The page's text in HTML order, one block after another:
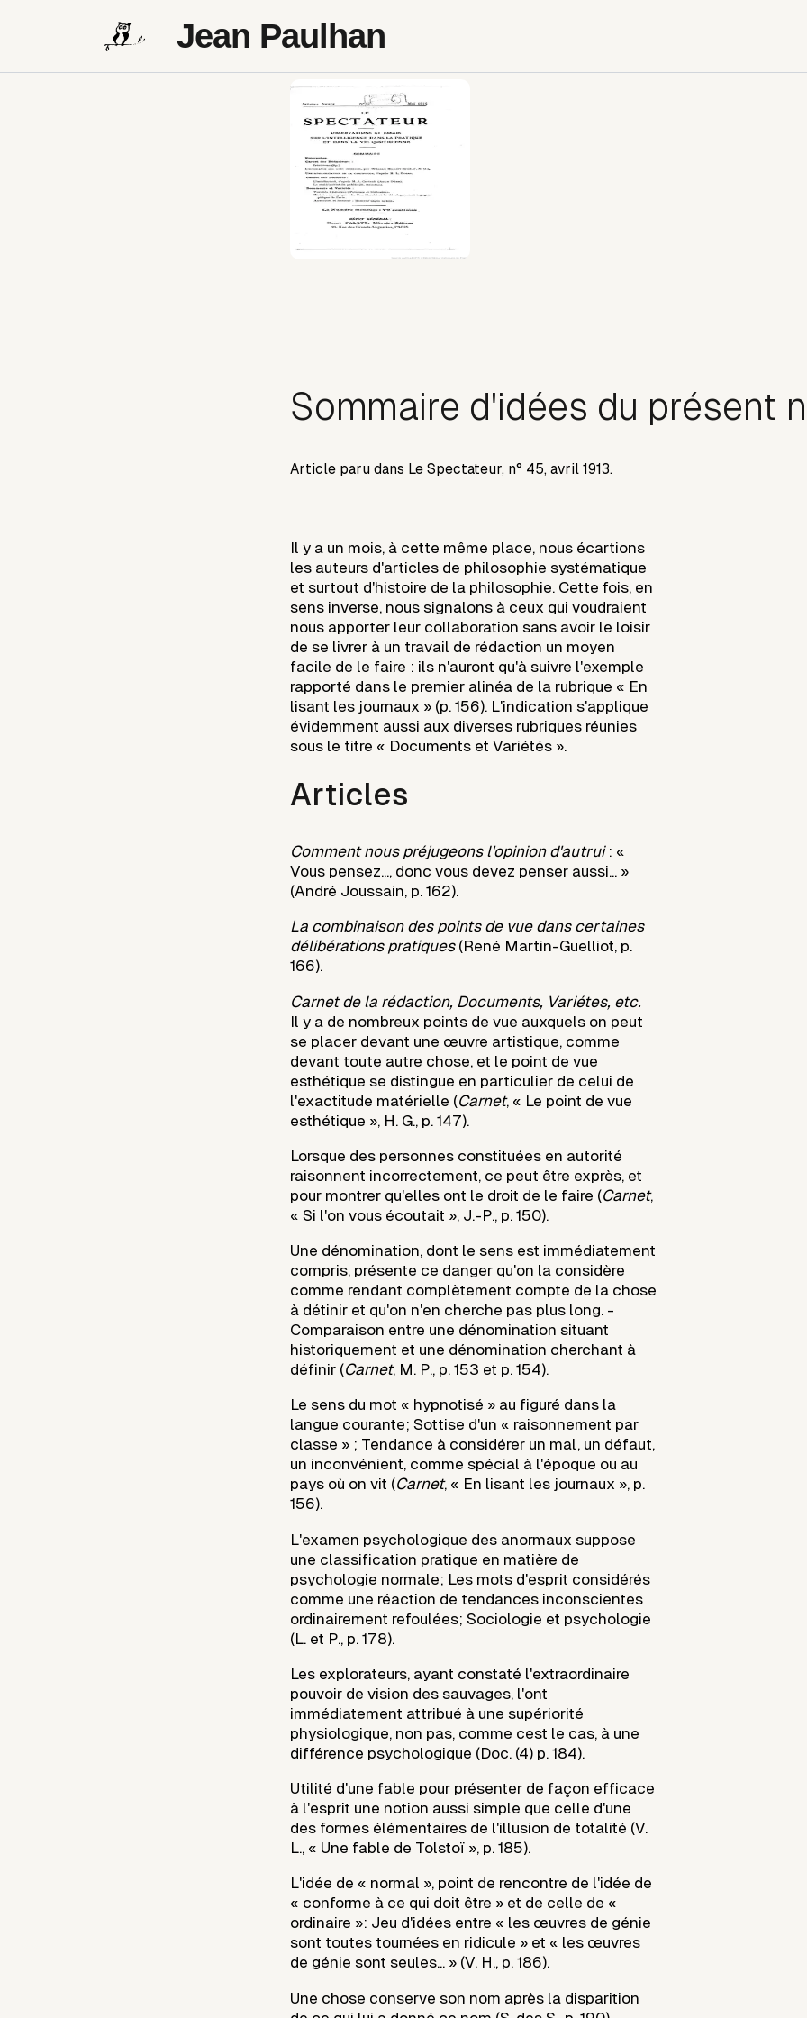
Jean Paulhan
Sommaire d'idées du présent
Article paru dans Le Spectateur, n° 45, avril 1913.
Il y a un mois, à cette même place, nous écartions
les auteurs d'articles de philosophie systématique
et surtout d'histoire de la philosophie. Cette fois, en
sens inverse, nous signalons à ceux qui voudraient
nous apporter leur collaboration sans avoir le loisir
de se livrer à un travail de rédaction un moyen
facile de le faire : ils n'auront qu'à suivre l'exemple
rapporté dans le premier alinéa de la rubrique « En
lisant les journaux » (p. 156). L'indication s'applique
évidemment aussi aux diverses rubriques réunies
sous le titre « Documents et Variétés ».
Articles
Comment nous préjugeons l'opinion d'autrui: «
Vous pensez..., donc vous devez penser aussi... »
(André Joussain, p. 162).
La combinaison des points de vue dans certaines
délibérations pratiques(René Martin-Guelliot, p.
166).
Carnet de la rédaction, Documents, Variétes, etc.
Il y a de nombreux points de vue auxquels on peut
se placer devant une œuvre artistique, comme
devant toute autre chose, et le point de vue
esthétique se distingue en particulier de celui de
l'exactitude matérielle (Carnet, « Le point de vue
esthétique », H. G., p. 147).
Lorsque des personnes constituées en autorité
raisonnent incorrectement, ce peut être exprès, et
pour montrer qu'elles ont le droit de le faire (Carnet,
« Si l'on vous écoutait », J.-P., p. 150).
Une dénomination, dont le sens est immédiatement
compris, présente ce danger qu'on la considère
comme rendant complètement compte de la chose
à détinir et qu'on n'en cherche pas plus long. -
Comparaison entre une dénomination situant
historiquement et une dénomination cherchant à
définir (Carnet, M. P., p. 153 et p. 154).
Le sens du mot « hypnotisé » au figuré dans la
langue courante; Sottise d'un « raisonnement par
classe » ; Tendance à considérer un mal, un défaut,
un inconvénient, comme spécial à l'époque ou au
pays où on vit (Carnet, « En lisant les journaux », p.
156).
L'examen psychologique des anormaux suppose
une classification pratique en matière de
psychologie normale; Les mots d'esprit considérés
comme une réaction de tendances inconscientes
ordinairement refoulées; Sociologie et psychologie
(L. et P., p. 178).
Les explorateurs, ayant constaté l'extraordinaire
pouvoir de vision des sauvages, l'ont
immédiatement attribué à une supériorité
physiologique, non pas, comme cest le cas, à une
différence psychologique (Doc. (4) p. 184).
Utilité d'une fable pour présenter de façon efficace
à l'esprit une notion aussi simple que celle d'une
des formes élémentaires de l'illusion de totalité (V.
L., « Une fable de Tolstoï », p. 185).
L'idée de « normal », point de rencontre de l'idée de
« conforme à ce qui doit être » et de celle de «
ordinaire »: Jeu d'idées entre « les œuvres de génie
sont toutes tournées en ridicule » et « les œuvres
de génie sont seules... » (V. H., p. 186).
Une chose conserve son nom après la disparition